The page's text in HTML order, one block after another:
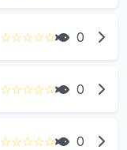
☆☆☆☆☆ 0
☆☆☆☆☆ 0
☆☆☆☆☆ 0